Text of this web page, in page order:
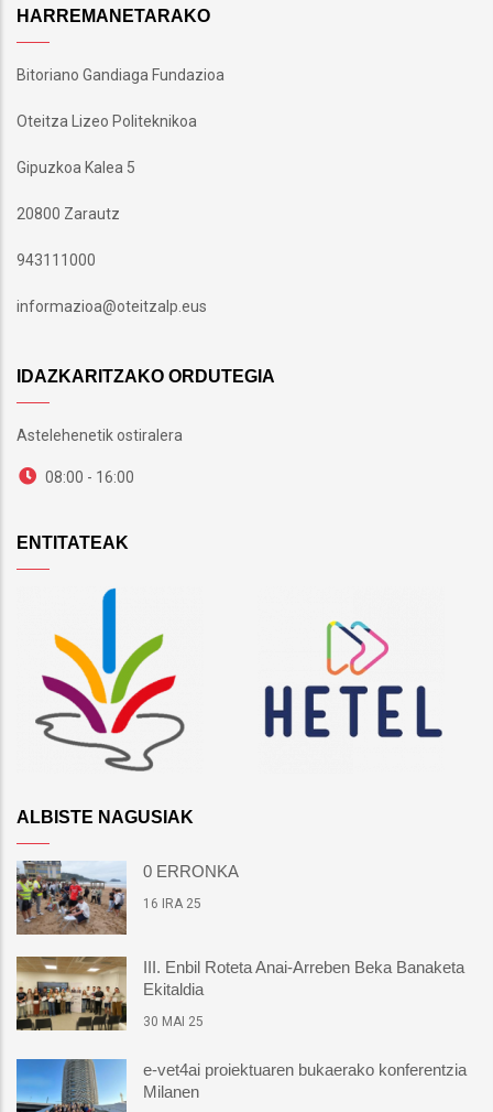
HARREMANETARAKO
Bitoriano Gandiaga Fundazioa
Oteitza Lizeo Politeknikoa
Gipuzkoa Kalea 5
20800 Zarautz
943111000
informazioa@oteitzalp.eus
IDAZKARITZAKO ORDUTEGIA
Astelehenetik ostiralera
08:00 - 16:00
ENTITATEAK
ALBISTE NAGUSIAK
0 ERRONKA
16 IRA 25
III. Enbil Roteta Anai-Arreben Beka Banaketa
Ekitaldia
30 MAI 25
e-vet4ai proiektuaren bukaerako konferentzia
Milanen